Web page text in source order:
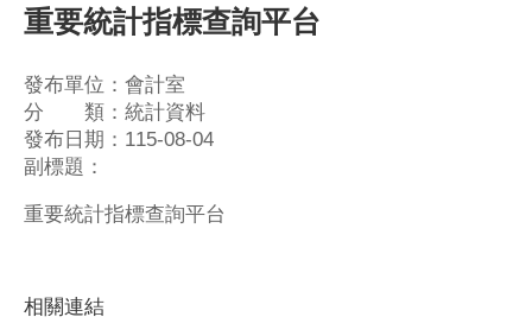
重要統計指標查詢平台
發布單位：會計室
分 類：統計資料
發布日期：115-08-04
副標題：
重要統計指標查詢平台
相關連結